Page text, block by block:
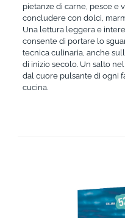
pietanze di carne, pesce e
concludere con dolci,
Una lettura leggera e
consente di portare lo
tecnica culinaria, anche
di inizio secolo. Un salto
dal cuore pulsante di ogni
cucina.